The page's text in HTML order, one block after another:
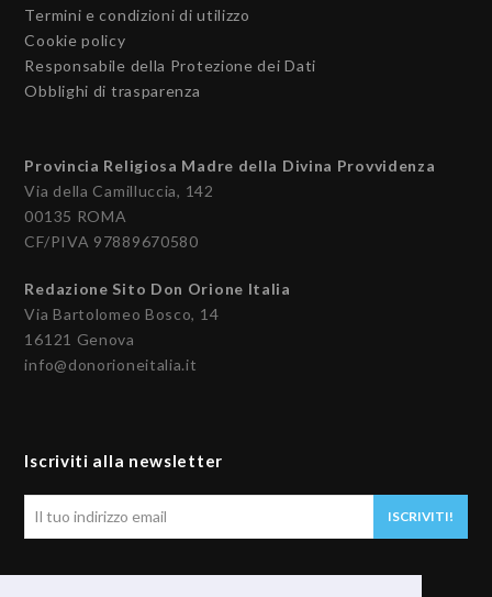
Termini e condizioni di utilizzo
Cookie policy
Responsabile della Protezione dei Dati
Obblighi di trasparenza
Provincia Religiosa Madre della Divina Provvidenza
Via della Camilluccia, 142
00135 ROMA
CF/PIVA 97889670580
Redazione Sito Don Orione Italia
Via Bartolomeo Bosco, 14
16121 Genova
info@donorioneitalia.it
Iscriviti alla newsletter
ISCRIVITI!